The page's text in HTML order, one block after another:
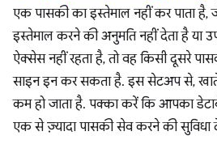
एक पासकी का इस्तेमाल नहीं कर पाता
इस्तेमाल करने की अनुमति नहीं देता है या
ऐक्सेस नहीं रहता है, तो वह किसी दूसरे
साइन इन कर सकता है. इस सेटअप से,
कम हो जाता है. पक्का करें कि आपका
एक से ज़्यादा पासकी सेव करने की सुविधा